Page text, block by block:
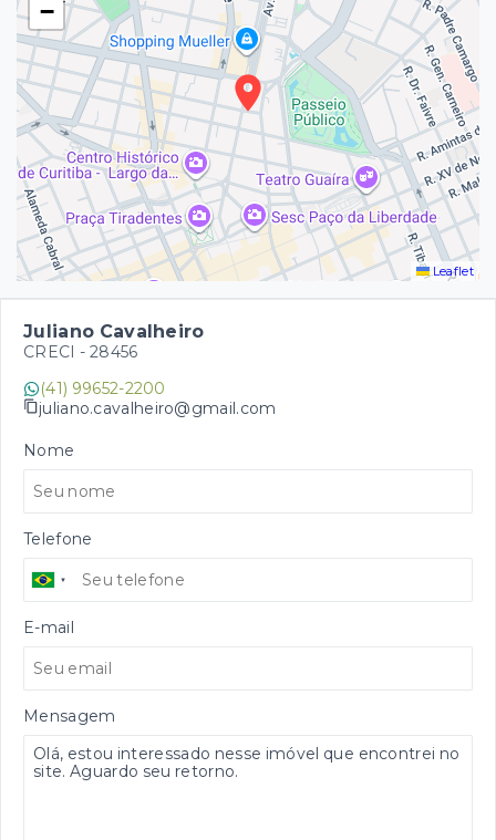
−
Leaflet
Juliano Cavalheiro
CRECI - 28456
(41) 99652-2200
juliano.cavalheiro@gmail.com
Nome
Telefone
E-mail
Mensagem